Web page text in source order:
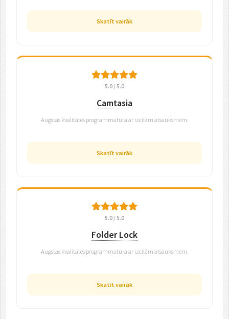
Skatīt vairāk
5.0 / 5.0
Camtasia
Augstas kvalitātes programmatūra ar izcilām atsauksmēm.
Skatīt vairāk
5.0 / 5.0
Folder Lock
Augstas kvalitātes programmatūra ar izcilām atsauksmēm.
Skatīt vairāk